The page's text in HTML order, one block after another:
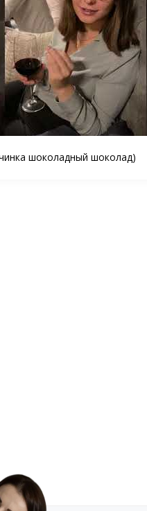
шоколадный шоколад)